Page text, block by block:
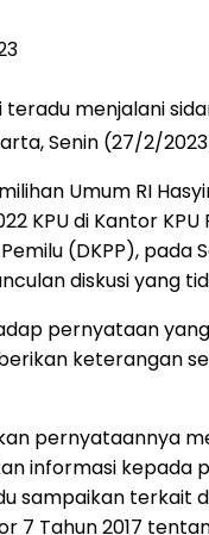
teradu menjalani
Senin (27/2/
Umum RI
KPU di Kantor
(DKPP),
diskusi yang
pernyataan
keterangan
pernyataannya
informasi kepada
sampaikan terkait
7 Tahun 2017